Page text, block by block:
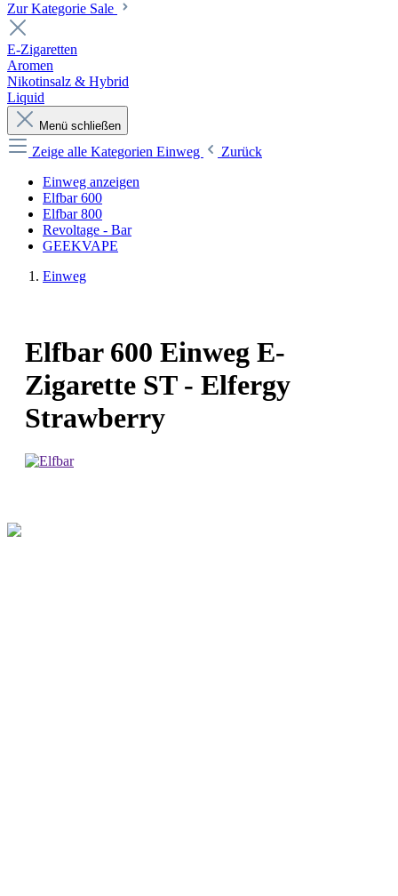
Zur Kategorie Sale
E-Zigaretten
Aromen
Nikotinsalz & Hybrid
Liquid
Menü schließen
Zeige alle Kategorien Einweg
Zurück
Einweg anzeigen
Elfbar 600
Elfbar 800
Revoltage - Bar
GEEKVAPE
Einweg
Elfbar 600 Einweg E-
Zigarette ST - Elfergy
Strawberry